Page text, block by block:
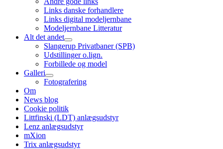
menu
Links danske forhandlere
Links digital modeljernbane
Modeljernbane Litteratur
Alt det andet
open
child
menu
Slangerup Privatbaner (SPB)
Udstillinger o.lign.
Forbillede og model
Galleri
open
child
Fotografering
Om
News blog
Cookie politik
Littfinski (LDT) anlægsudstyr
Lenz anlægsudstyr
mXion
Trix anlægsudstyr